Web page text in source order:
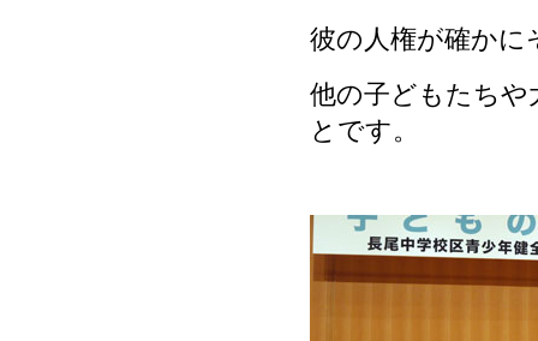
彼の人権が確かに
他の子どもたち
とです。